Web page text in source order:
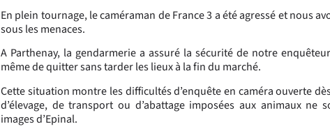
En plein tournage, le caméraman de France 3 a été agressé et nous
sous les menaces.
A Parthenay, la gendarmerie a assuré la sécurité de notre
même de quitter sans tarder les lieux à la fin du marché.
Cette situation montre les difficultés d’enquête en caméra ouverte
d’élevage, de transport ou d’abattage imposées aux animaux ne
images d’Epinal.